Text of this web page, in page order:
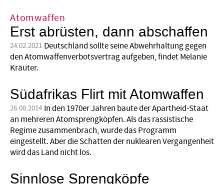
Atomwaffen
Erst abrüsten, dann abschaffen
24.02.2021 Deutschland sollte seine Abwehrhaltung gegen
den Atomwaffenverbotsvertrag aufgeben, findet Melanie
Kräuter.
Südafrikas Flirt mit Atomwaffen
26.08.2014 In den 1970er Jahren baute der Apartheid-Staat
an mehreren Atomsprengköpfen. Als das rassistische
Regime zusammenbrach, wurde das Programm
eingestellt. Aber die Schatten der nuklearen Vergangenheit
wird das Land nicht los.
Sinnlose Sprengköpfe